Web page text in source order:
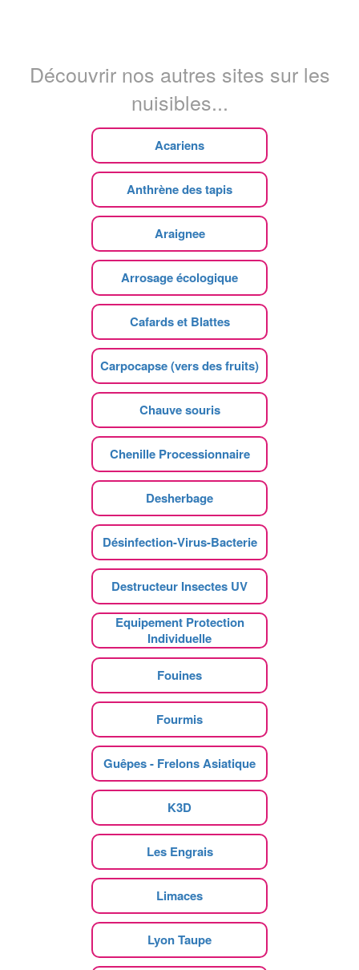
Découvrir nos autres sites sur les
nuisibles...
Acariens
Anthrène des tapis
Araignee
Arrosage écologique
Cafards et Blattes
Carpocapse (vers des fruits)
Chauve souris
Chenille Processionnaire
Desherbage
Désinfection-Virus-Bacterie
Destructeur Insectes UV
Equipement Protection
Individuelle
Fouines
Fourmis
Guêpes - Frelons Asiatique
K3D
Les Engrais
Limaces
Lyon Taupe